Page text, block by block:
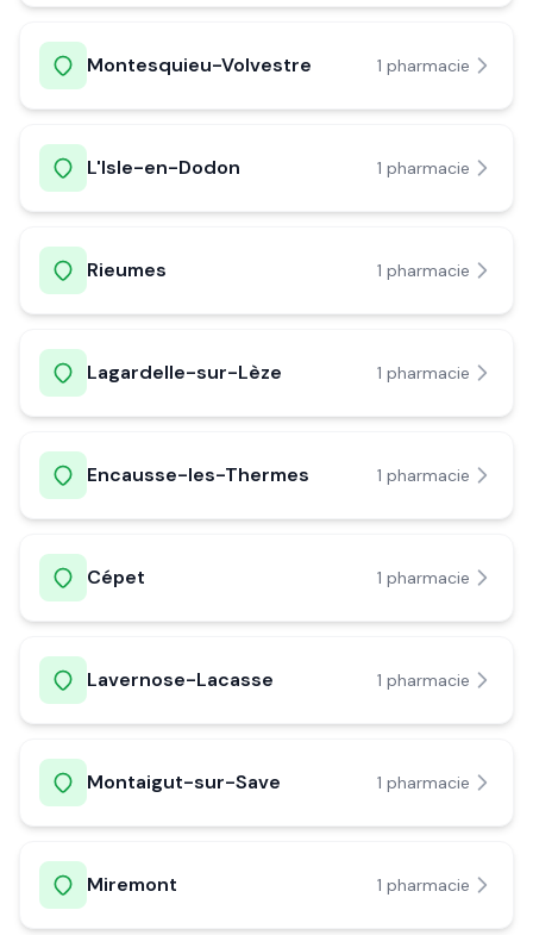
Montesquieu-Volvestre 1 pharmacie
L'Isle-en-Dodon 1 pharmacie
Rieumes 1 pharmacie
Lagardelle-sur-Lèze 1 pharmacie
Encausse-les-Thermes 1 pharmacie
Cépet 1 pharmacie
Lavernose-Lacasse 1 pharmacie
Montaigut-sur-Save 1 pharmacie
Miremont 1 pharmacie